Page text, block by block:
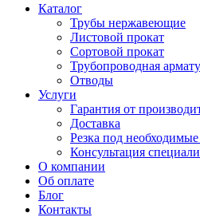
Каталог
Трубы нержавеющие
Листовой прокат
Сортовой прокат
Трубопроводная
Отводы
Услуги
Гарантия от
Доставка
Резка под
Консультация
О компании
Об оплате
Блог
Контакты